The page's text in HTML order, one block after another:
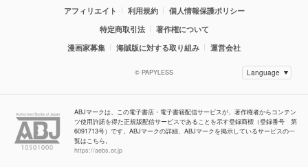
アフィリエイト
利用規約
個人情報保護ポリシー
特定商取引法
著作権について
漫画家募集
海賊版に対する取り組み 運営会社
© PAPYLESS
ABJマークは、この電子書店・電子書籍配信サービスが、著作権者からコンテン
ツ使用許諾を得た正規版配信サービスであることを示す登録商標（登録番号 第
6091713号）です。ABJマークの詳細、ABJマークを掲示しているサービスの一
覧はこちら。
https://aebs.or.jp